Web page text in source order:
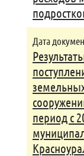
Дата
период с